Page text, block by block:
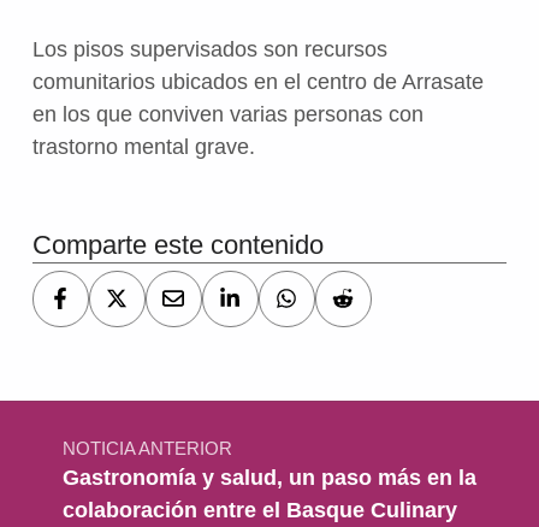
Los pisos supervisados son recursos
comunitarios ubicados en el centro de Arrasate
en los que conviven varias personas con
trastorno mental grave.
Comparte este contenido
Navegación de entradas
NOTICIA ANTERIOR
Gastronomía y salud, un paso más en la
colaboración entre el Basque Culinary